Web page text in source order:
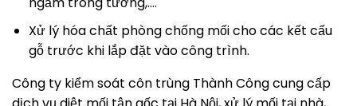
Xử lý hóa chất phòng chống mối cho các kết cấu
gỗ trước khi lắp đặt vào công trình.
Công ty kiểm soát côn trùng Thành Công cung cấp